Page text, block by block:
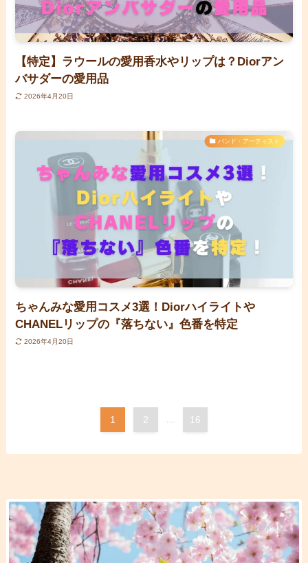
【特定】ラウールの愛用香水やリップは？Diorアン
バサダーの愛用品
2026年4月20日
バンド・アーティスト
ちゃんみな愛用コスメ3選！Diorハイライトや
CHANELリップの『落ちない』色番を特定
2026年4月20日
1 2 ... 16